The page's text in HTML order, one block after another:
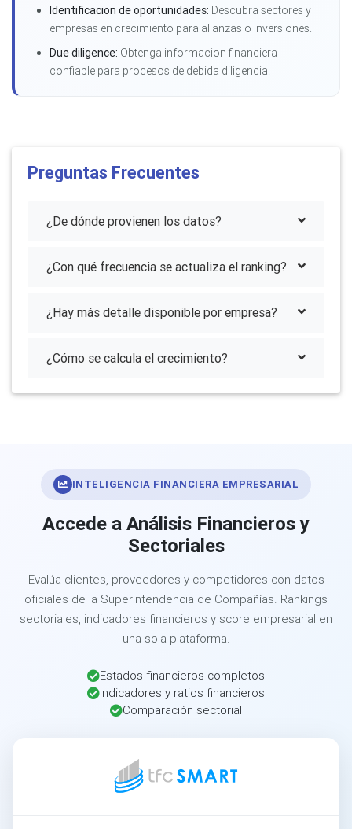
Identificacion de oportunidades: Descubra sectores y
empresas en crecimiento para alianzas o inversiones.
Due diligence: Obtenga informacion financiera
confiable para procesos de debida diligencia.
Preguntas Frecuentes
¿De dónde provienen los datos?
¿Con qué frecuencia se actualiza el ranking?
¿Hay más detalle disponible por empresa?
¿Cómo se calcula el crecimiento?
INTELIGENCIA FINANCIERA EMPRESARIAL
Accede a Análisis Financieros y
Sectoriales
Evalúa clientes, proveedores y competidores con datos
oficiales de la Superintendencia de Compañías. Rankings
sectoriales, indicadores financieros y score empresarial en
una sola plataforma.
Estados financieros completos
Indicadores y ratios financieros
Comparación sectorial